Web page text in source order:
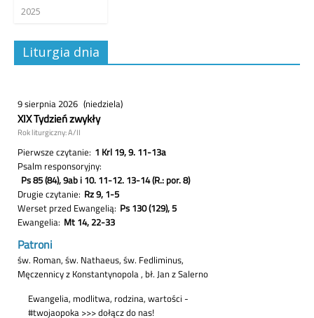
2025
Liturgia dnia